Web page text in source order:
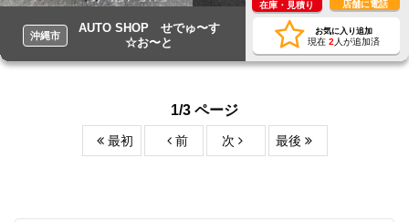
沖縄市
AUTO SHOP せでゅ〜す
☆お〜と
在庫・見積り 店舗に電話
お気に入り追加
現在 2 人が追加済
1/3 ページ
最初 前 次 最後